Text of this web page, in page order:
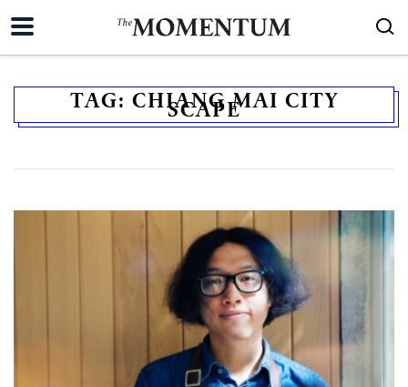
TAG: CHIANG MAI CITY
SCAPE